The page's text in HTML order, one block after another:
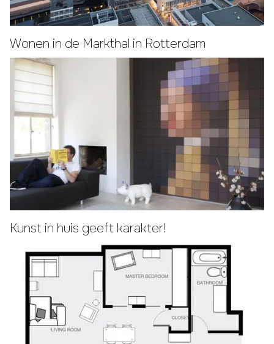
Wonen in de Markthal in Rotterdam
Kunst in huis geeft karakter!